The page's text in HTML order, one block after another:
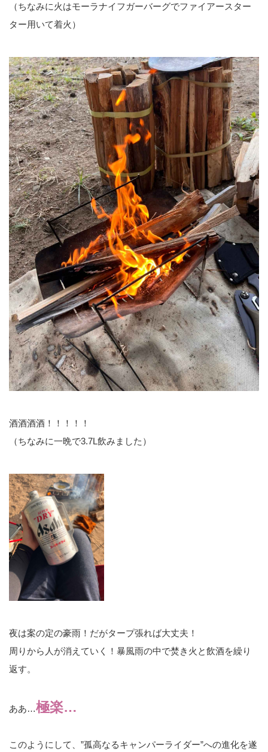
（ちなみに火はモーラナイフガーバーグでファイアースター
ター用いて着火）
酒酒酒酒！！！！！
（ちなみに一晩で3.7L飲みました）
夜は案の定の豪雨！だがタープ張れば大丈夫！
周りから人が消えていく！暴風雨の中で焚き火と飲酒を繰り
返す。
ああ…極楽…
このようにして、”孤高なるキャンパーライダー”への進化を遂